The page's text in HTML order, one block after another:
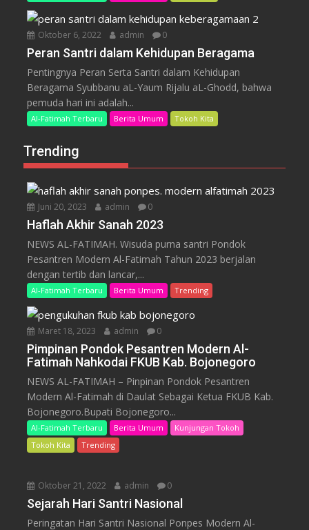
Oktober 6, 2022 admin 0
Peran Santri dalam Kehidupan Beragama
Pentingnya Peran Serta Santri dalam Kehidupan
Beragama Syubbanu aL-Yaum Rijalu aL-Ghodd, bahwa
pemuda hari ini adalah...
Al-Fatimah Terbaru Berita Umum Tokoh Kita
Trending
Juni 20, 2023 admin 0
Haflah Akhir Sanah 2023
NEWS AL-FATIMAH. Wisuda purna santri Pondok
Pesantren Modern Al-Fatimah Tahun 2023 berjalan
dengan tertib dan lancar,...
Al-Fatimah Terbaru Berita Umum Trending
Maret 18, 2023 admin 0
Pimpinan Pondok Pesantren Modern Al-
Fatimah Nahkodai FKUB Kab. Bojonegoro
NEWS AL-FATIMAH – Pinpinan Pondok Pesantren
Modern Al-Fatimah di Daulat Sebagai Ketua FKUB Kab.
Bojonegoro.Bupati Bojonegoro...
Al-Fatimah Terbaru Berita Umum
Kunjungan Tokoh
Tokoh Kita
Trending
Oktober 21, 2022 admin 0
Sejarah Hari Santri Nasional
Peringatan Hari Santri Nasional Ponpes Modern Al-